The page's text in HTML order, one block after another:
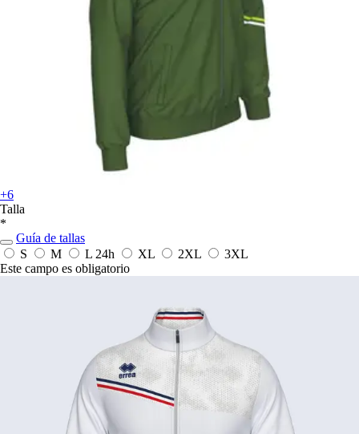
+6
Talla
*
Guía de tallas
S
M L 24h XL 2XL
3XL
Este campo es obligatorio